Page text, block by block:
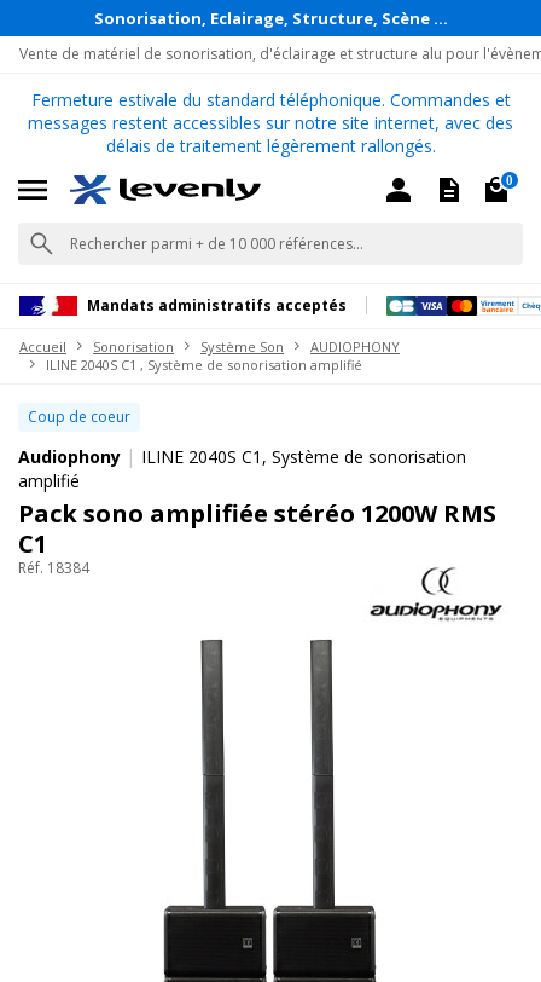
Sonorisation, Eclairage, Structure, Scène ...
Vente de matériel de sonorisation, d'éclairage et structure alu pour
Fermeture estivale du standard téléphonique. Commandes et
messages restent accessibles sur notre site internet, avec des
délais de traitement légèrement rallongés.
0
Mandats administratifs acceptés
Accueil Sonorisation Système Son
AUDIOPHONY
ILINE 2040S C1 , Système de sonorisation amplifié
Coup de coeur
Audiophony | ILINE 2040S C1, Système de sonorisation
amplifié
Pack sono amplifiée stéréo 1200W RMS
C1
Réf. 18384